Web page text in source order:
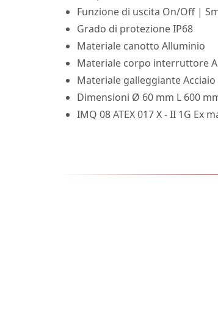
Funzione di uscita On/Off |
Grado di protezione IP68
Materiale canotto Alluminio
Materiale corpo interruttore
Materiale galleggiante Acciaio
Dimensioni Ø 60 mm L 600
IMQ 08 ATEX 017 X - II 1G Ex